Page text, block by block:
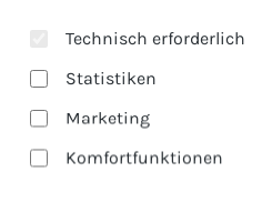
Stück je Motiv): Karte
- Der gültige
Einrichtungen, Betriebe,
Technisch erforderlich
Statistiken
Marketing
Komfortfunktionen